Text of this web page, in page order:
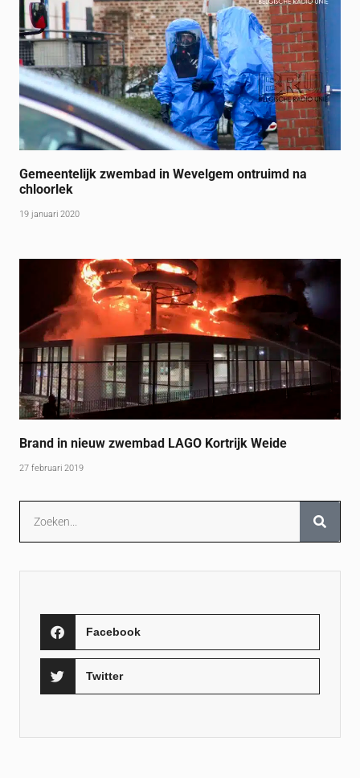
Gemeentelijk zwembad in Wevelgem ontruimd na
chloorlek
19 januari 2020
Brand in nieuw zwembad LAGO Kortrijk Weide
27 februari 2019
Facebook
Twitter